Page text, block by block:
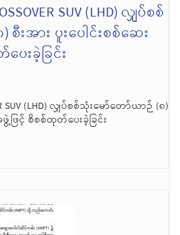
SUV (LHD) လျှပ်စစ်
းအား ပူးပေါင်းစစ်ဆေး
ေးခဲ့ခြင်း
(LHD) လျှပ်စစ်သုံးမော်တော်ယာဉ် (၈)
ဖွဲ့ဖြင့် စိစစ်ထုတ်‌ပေးခဲ့ခြင်း